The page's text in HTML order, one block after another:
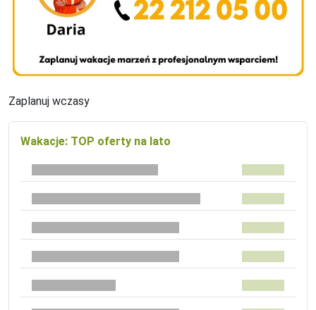
Zaplanuj wczasy
Wakacje: TOP oferty na lato